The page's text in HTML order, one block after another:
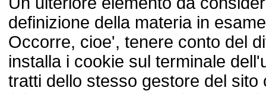
definizione della materia in
Occorre, cioe', tenere conto del
installa i cookie sul terminale
tratti dello stesso gestore del